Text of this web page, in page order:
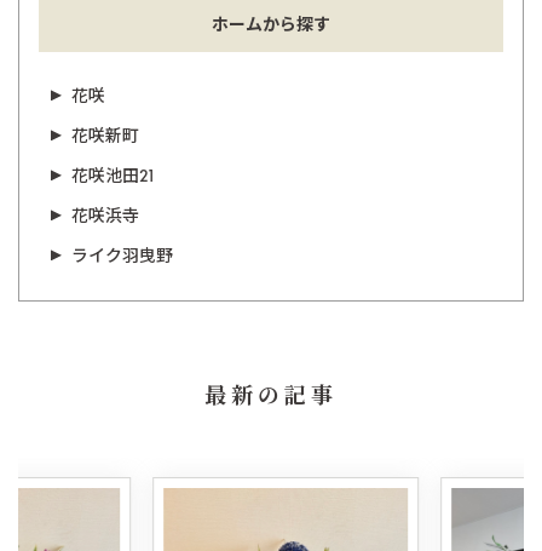
ホームから探す
花咲
花咲新町
花咲池田21
花咲浜寺
ライク羽曳野
最新の記事